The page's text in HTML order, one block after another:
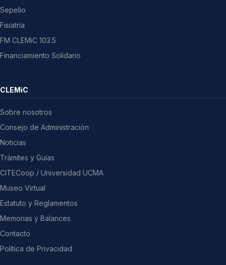
Sepelio
Fisiatría
FM CLEMiC 103.5
Financiamiento Solidario
CLEMiC
Sobre nosotros
Consejo de Administración
Noticias
Trámites y Guías
CITECoop / Universidad UCMA
Museo Virtual
Estatuto y Reglamentos
Memorias y Balances
Contacto
Política de Privacidad